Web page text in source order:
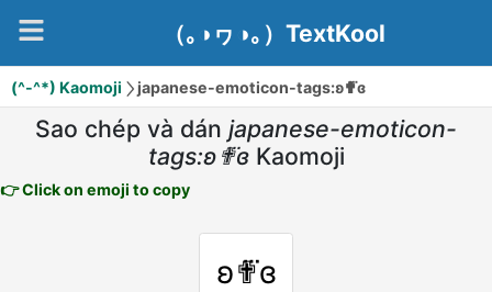
（｡◑ヮ◑｡）TextKool
(^-^*) Kaomoji japanese-emoticon-tags:ʚ✟⃛ɞ
Sao chép và dán japanese-emoticon-
tags:ʚ✟⃛ɞ Kaomoji
👉 Click on emoji to copy
ʚ✟⃛ɞ